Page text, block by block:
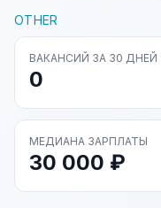
OTHER
ВАКАНСИЙ ЗА 30 ДНЕЙ
0
МЕДИАНА ЗАРПЛАТЫ
30 000 ₽